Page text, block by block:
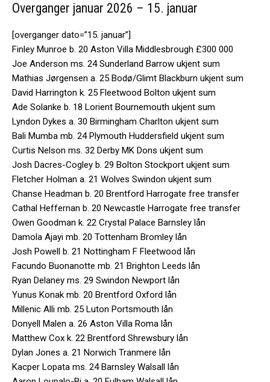
Overganger januar 2026 – 15. januar
[overganger dato=”15. januar”]
Finley Munroe b. 20 Aston Villa Middlesbrough £300 000
Joe Anderson ms. 24 Sunderland Barrow ukjent sum
Mathias Jørgensen a. 25 Bodø/Glimt Blackburn ukjent sum
David Harrington k. 25 Fleetwood Bolton ukjent sum
Ade Solanke b. 18 Lorient Bournemouth ukjent sum
Lyndon Dykes a. 30 Birmingham Charlton ukjent sum
Bali Mumba mb. 24 Plymouth Huddersfield ukjent sum
Curtis Nelson ms. 32 Derby MK Dons ukjent sum
Josh Dacres-Cogley b. 29 Bolton Stockport ukjent sum
Fletcher Holman a. 21 Wolves Swindon ukjent sum
Chanse Headman b. 20 Brentford Harrogate free transfer
Cathal Heffernan b. 20 Newcastle Harrogate free transfer
Owen Goodman k. 22 Crystal Palace Barnsley lån
Damola Ajayi mb. 20 Tottenham Bromley lån
Josh Powell b. 21 Nottingham F Fleetwood lån
Facundo Buonanotte mb. 21 Brighton Leeds lån
Ryan Delaney ms. 29 Swindon Newport lån
Yunus Konak mb. 20 Brentford Oxford lån
Millenic Alli mb. 25 Luton Portsmouth lån
Donyell Malen a. 26 Aston Villa Roma lån
Matthew Cox k. 22 Brentford Shrewsbury lån
Dylan Jones a. 21 Norwich Tranmere lån
Kacper Lopata ms. 24 Barnsley Walsall lån